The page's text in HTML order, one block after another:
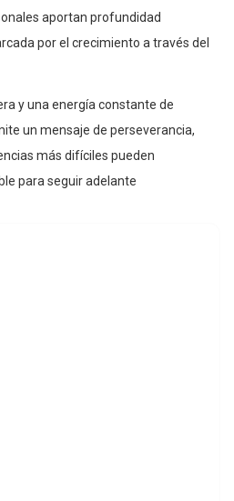
aportan profundidad
por el crecimiento a través del
y una energía constante de
un mensaje de perseverancia,
más difíciles pueden
para seguir adelante